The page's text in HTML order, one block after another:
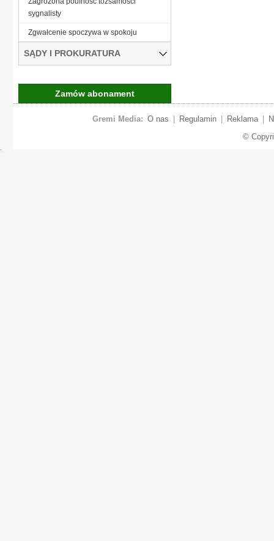
sygnalisty
Zgwałcenie spoczywa w spokoju
SĄDY I PROKURATURA
Zamów abonament
Gremi Media: O nas Regulamin Reklama
©